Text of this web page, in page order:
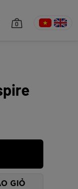
0
GIỎ